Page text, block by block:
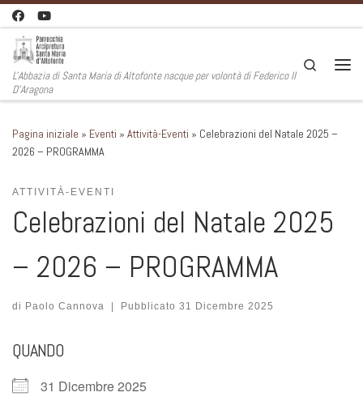
Passa al contenuto
L'Abbazia di Santa Maria di Altofonte nacque per volontà di Federico II
D'Aragona
Search
Pagina iniziale » Eventi » Attività-Eventi » Celebrazioni del Natale 2025 –
2026 – PROGRAMMA
ATTIVITÀ-EVENTI
Celebrazioni del Natale 2025
– 2026 – PROGRAMMA
di Paolo Cannova | Pubblicato 31 Dicembre 2025
QUANDO
31 Dicembre 2025